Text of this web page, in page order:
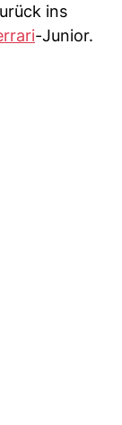
ins
-Junior.